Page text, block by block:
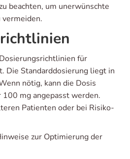
beachten, um unerwünschte
für
Die Standarddosierung liegt in
nötig, kann die Dosis
100 mg angepasst werden.
Patienten oder bei Risiko-
zur Optimierung der